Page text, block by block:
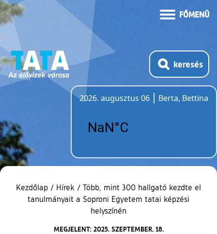
FŐMENÜ
keresés
2026. augusztus 06
Berta, Bettina
Kezdőlap / Hírek / Több, mint 300 hallgató kezdte el
tanulmányait a Soproni Egyetem tatai képzési
helyszínén
MEGJELENT: 2025. SZEPTEMBER. 18.